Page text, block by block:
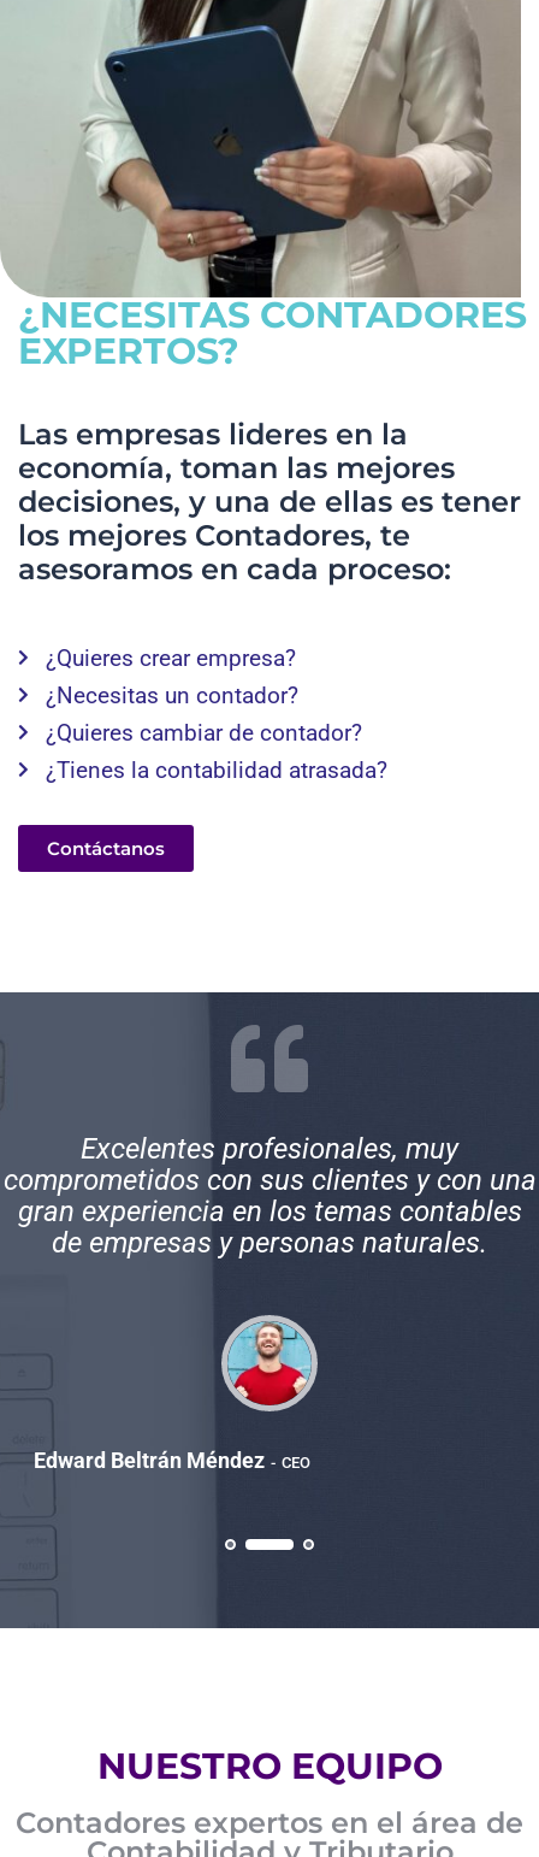
¿NECESITAS CONTADORES
EXPERTOS?
Las empresas lideres en la
economía, toman las mejores
decisiones, y una de ellas es tener
los mejores Contadores, te
asesoramos en cada proceso:
¿Quieres crear empresa?
¿Necesitas un contador?
¿Quieres cambiar de contador?
¿Tienes la contabilidad atrasada?
Contáctanos
Excelentes profesionales, muy
comprometidos con sus clientes y con una
gran experiencia en los temas contables
de empresas y personas naturales.
Edward Beltrán Méndez CEO
NUESTRO EQUIPO
Contadores expertos en el área de